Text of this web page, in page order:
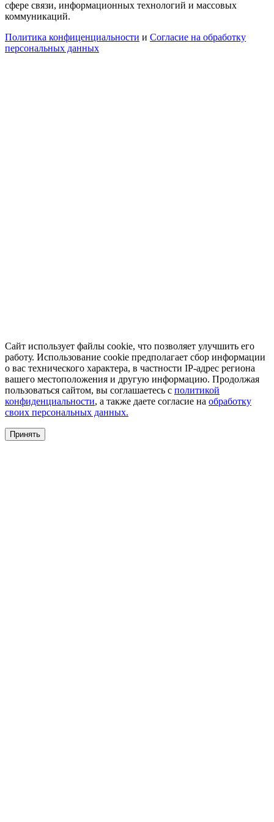
сфере связи, информационных технологий и массовых
коммуникаций.
Политика конфиценциальности и Согласие на обработку
персональных данных
Сайт использует файлы cookie, что позволяет улучшить его
работу. Использование cookie предполагает сбор информации
о вас технического характера, в частности IP-адрес региона
вашего местоположения и другую информацию. Продолжая
пользоваться сайтом, вы соглашаетесь с политикой
конфиденциальности, а также даете согласие на обработку
своих персональных данных.
Принять